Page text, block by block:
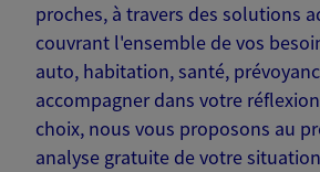
proches, à travers des solutions
couvrant l'ensemble de vos
auto, habitation, santé,
accompagner dans votre
choix, nous vous proposons au
analyse gratuite de votre